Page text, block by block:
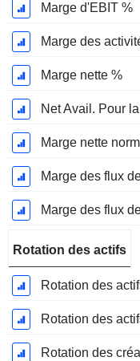
Marge d'EBIT %
Marge des
Marge nette %
Net Avail. Pour
Marge nette
Rotation des actifs
Rotation des
Rotation des
Rotation des